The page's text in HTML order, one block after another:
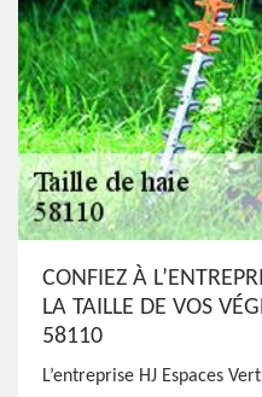
CONFIEZ À
LA TAILLE DE VOS
58110
L’entreprise HJ Espaces